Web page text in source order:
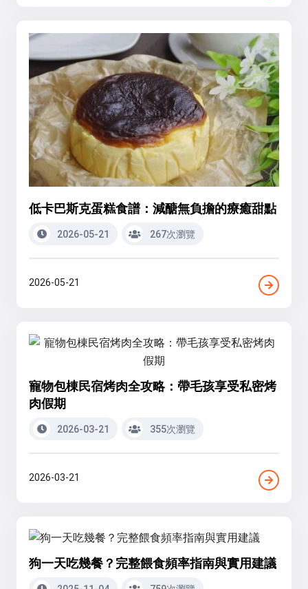
低卡巴斯克蛋糕食譜：減醣無負擔的療癒甜點
2026-05-21 267次瀏覽
2026-05-21
寵物包棟民宿烤肉全攻略：帶毛孩享受私密烤
肉假期
2026-03-21 355次瀏覽
2026-03-21
狗一天吃幾餐？完整餵食頻率指南與實用建議